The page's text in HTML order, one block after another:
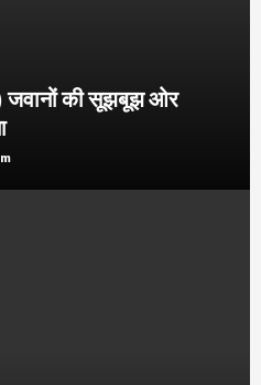
जवानों की सूझबूझ ओर